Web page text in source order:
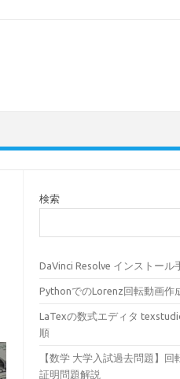
検索
DaVinci Resolve インストール
PythonでのLorenz回転動画作
LaTexの数式エディタ
順
【数学 大学入試過去問題】
証明問題解説